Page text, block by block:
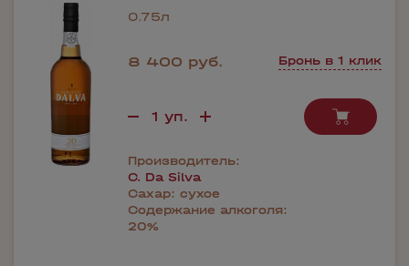
0.75л
8 400 руб. Бронь в 1 клик
Производитель:
C. Da Silva
Сахар: сухое
Содержание алкоголя:
20%